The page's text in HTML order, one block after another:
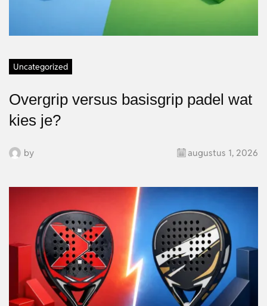
Uncategorized
Overgrip versus basisgrip padel wat
kies je?
by augustus 1, 2026